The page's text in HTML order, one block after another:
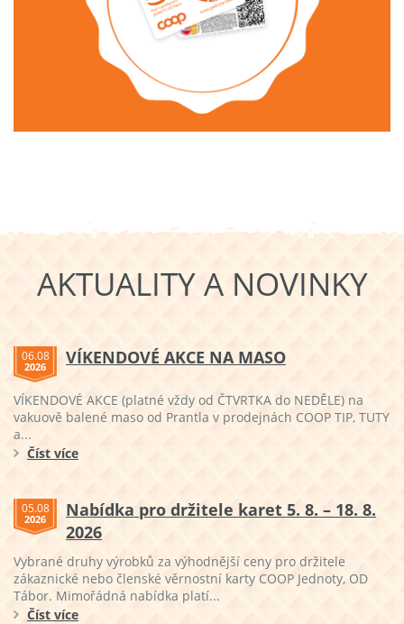
AKTUALITY A NOVINKY
06.08
2026 VÍKENDOVÉ AKCE NA MASO
VÍKENDOVÉ AKCE (platné vždy od ČTVRTKA do NEDĚLE) na
vakuově balené maso od Prantla v prodejnách COOP TIP, TUTY
a...
Číst více
05.08
2026
Nabídka pro držitele karet 5. 8. – 18. 8.
2026
Vybrané druhy výrobků za výhodnější ceny pro držitele
zákaznické nebo členské věrnostní karty COOP Jednoty, OD
Tábor. Mimořádná nabídka platí...
Číst více